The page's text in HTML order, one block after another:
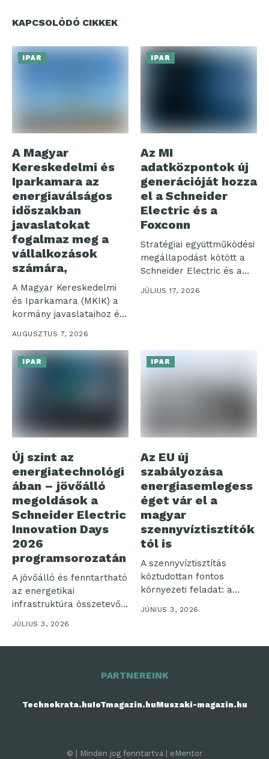
KAPCSOLÓDÓ CIKKEK
IPAR
A Magyar
Kereskedelmi és
Iparkamara az
energiaválságos
időszakban
javaslatokat
fogalmaz meg a
vállalkozások
számára,
A Magyar Kereskedelmi
és Iparkamara (MKIK) a
kormány javaslataihoz és
felajánlásaihoz...
AUGUSZTUS 7, 2026
IPAR
Az MI
adatközpontok új
generációját hozza
el a Schneider
Electric és a
Foxconn
Stratégiai együttműködési
megállapodást kötött a
Schneider Electric és a
Hon Hai Technology...
JÚLIUS 17, 2026
IPAR
Új szint az
energiatechnológi
ában – jövőálló
megoldások a
Schneider Electric
Innovation Days
2026
programsorozatán
A jövőálló és fenntartható
az energetikai
infrastruktúra összetevői,
épületeink esetében,...
JÚLIUS 3, 2026
IPAR
Az EU új
szabályozása
energiasemlegess
éget vár el a
magyar
szennyvíztisztítók
tól is
A szennyvíztisztítás
köztudottan fontos
környezeti feladat: a
visszaengedett szennyvíz
JÚNIUS 3, 2026
PARTNEREINK
Technokrata.huIoTmagazin.huMuszaki-magazin.hu
© | Minden jog fenntartva | eMentor